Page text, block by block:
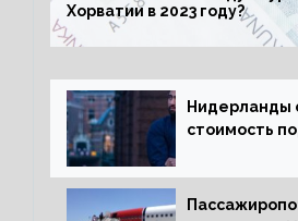
Хорватии в 2023 году?
Нидерланды
стоимость
жительство